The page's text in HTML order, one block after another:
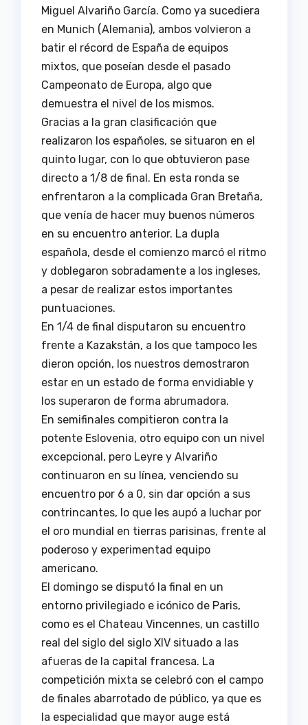
Miguel Alvariño García. Como ya sucediera
en Munich (Alemania), ambos volvieron a
batir el récord de España de equipos
mixtos, que poseían desde el pasado
Campeonato de Europa, algo que
demuestra el nivel de los mismos.
Gracias a la gran clasificación que
realizaron los españoles, se situaron en el
quinto lugar, con lo que obtuvieron pase
directo a 1/8 de final. En esta ronda se
enfrentaron a la complicada Gran Bretaña,
que venía de hacer muy buenos números
en su encuentro anterior. La dupla
española, desde el comienzo marcó el ritmo
y doblegaron sobradamente a los ingleses,
a pesar de realizar estos importantes
puntuaciones.
En 1/4 de final disputaron su encuentro
frente a Kazakstán, a los que tampoco les
dieron opción, los nuestros demostraron
estar en un estado de forma envidiable y
los superaron de forma abrumadora.
En semifinales compitieron contra la
potente Eslovenia, otro equipo con un nivel
excepcional, pero Leyre y Alvariño
continuaron en su línea, venciendo su
encuentro por 6 a 0, sin dar opción a sus
contrincantes, lo que les aupó a luchar por
el oro mundial en tierras parisinas, frente al
poderoso y experimentad equipo
americano.
El domingo se disputó la final en un
entorno privilegiado e icónico de Paris,
como es el Chateau Vincennes, un castillo
real del siglo del siglo XIV situado a las
afueras de la capital francesa. La
competición mixta se celebró con el campo
de finales abarrotado de público, ya que es
la especialidad que mayor auge está